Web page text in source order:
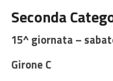
Seconda
15^ giornata –
Girone C